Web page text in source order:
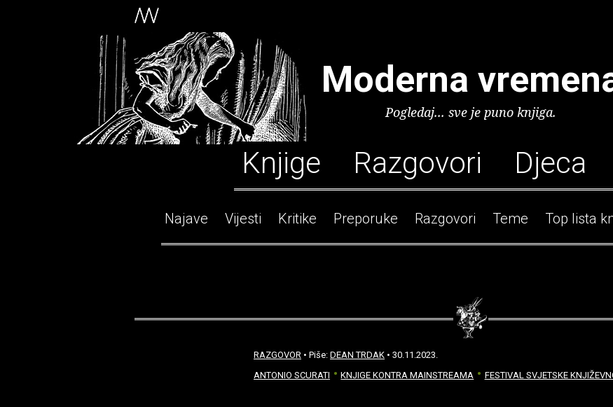
Moderna
Pogledaj... sve je puno knjiga.
Knjige Razgovori Djeca
Najave Vijesti Kritike Preporuke Razgovori Teme Top lista
RAZGOVOR • Piše: DEAN TRDAK • 30.11.2023.
ANTONIO SCURATI
KNJIGE KONTRA MAINSTREAMA FESTIVAL SVJETSKE